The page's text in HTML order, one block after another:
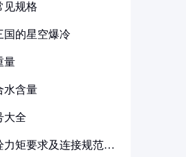
见规格
国的星空爆冷
量
水含量
大全
力矩要求及连接规范详